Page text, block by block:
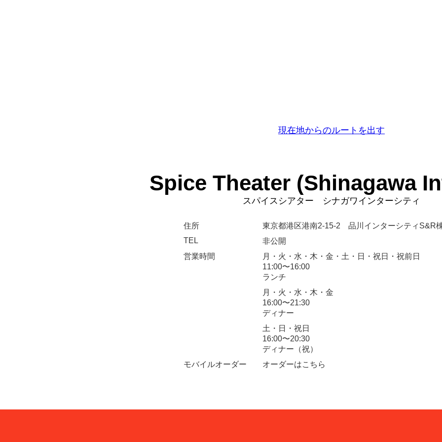
現在地からのルートを出す
Spice Theater (Shinagawa
スパイスシアター シナガワインターシティ
住所
東京都港区港南2-15-2 品川インターシティS&R
TEL
非公開
営業時間
月・火・水・木・金・土・日・祝日・祝前日
11:00〜16:00
ランチ
月・火・水・木・金
16:00〜21:30
ディナー
土・日・祝日
16:00〜20:30
ディナー（祝）
モバイルオーダー
オーダーはこちら